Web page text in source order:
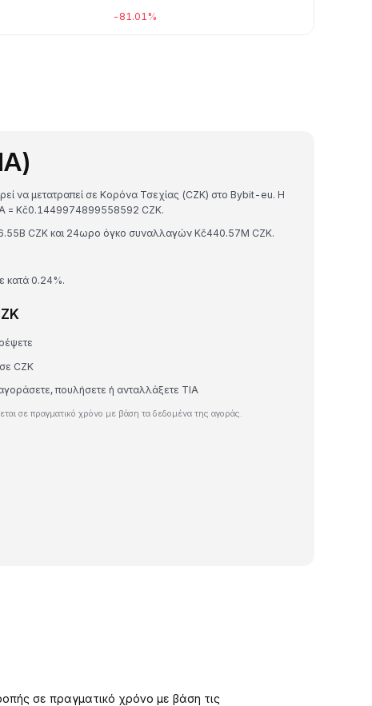
-81.01%
να μετατραπεί σε Κορόνα Τσεχίας (CZK) στο Bybit-eu. Η
= Kč0.1449974899558592 CZK.
CZK και 24ωρο όγκο συναλλαγών Kč440.57M CZK.
κατά 0.24%.
CZK
πουλήσετε ή ανταλλάξετε TIA
σε πραγματικό χρόνο με βάση τα δεδομένα της αγοράς.
σε πραγματικό χρόνο με βάση τις